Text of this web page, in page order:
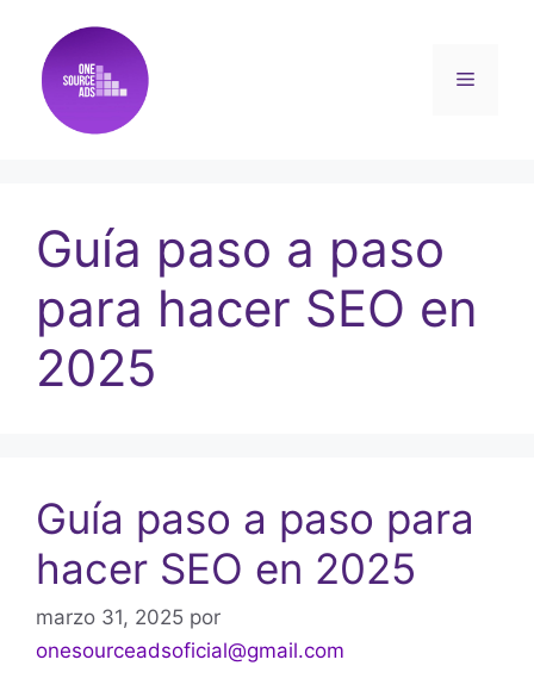
Guía paso a paso
para hacer SEO en
2025
Guía paso a paso para
hacer SEO en 2025
marzo 31, 2025 por
onesourceadsoficial@gmail.com